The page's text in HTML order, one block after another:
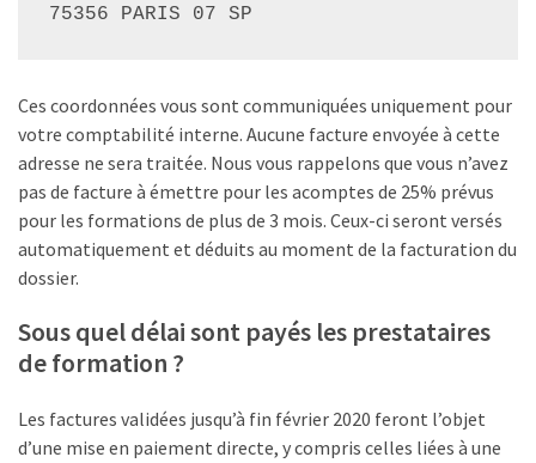
75356 PARIS 07 SP
Ces coordonnées vous sont communiquées uniquement pour
votre comptabilité interne. Aucune facture envoyée à cette
adresse ne sera traitée. Nous vous rappelons que vous n’avez
pas de facture à émettre pour les acomptes de 25% prévus
pour les formations de plus de 3 mois. Ceux-ci seront versés
automatiquement et déduits au moment de la facturation du
dossier.
Sous quel délai sont payés les prestataires
de formation ?
Les factures validées jusqu’à fin février 2020 feront l’objet
d’une mise en paiement directe, y compris celles liées à une